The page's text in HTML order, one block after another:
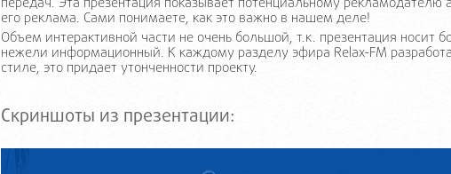
его реклама. Сами понимаете, как это важно в нашем деле!
Объем интерактивной части не очень большой, т.к. презентация носит
нежели информационный. К каждому разделу эфира Relax-FM
стиле, это придает утонченности проекту.
Скриншоты из презентации: